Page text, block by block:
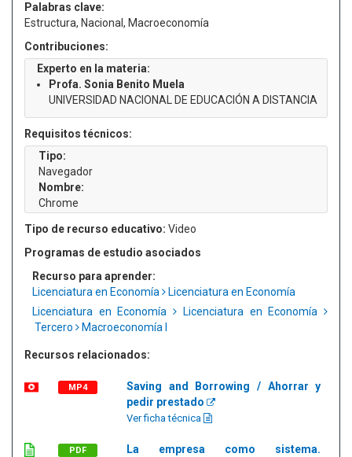
Palabras clave:
Estructura, Nacional, Macroeconomía
Contribuciones:
Experto en la materia:
Profa. Sonia Benito Muela
UNIVERSIDAD NACIONAL DE EDUCACIÓN A DISTANCIA
Requisitos técnicos:
Tipo:
Navegador
Nombre:
Chrome
Tipo de recurso educativo: Video
Programas de estudio asociados
Recurso para aprender:
Licenciatura en Economía
Licenciatura en Economía
Licenciatura en Economía
Licenciatura en Economía
Tercero
Macroeconomía I
Recursos relacionados:
MP4
Saving and Borrowing / Ahorrar y
pedir prestado
Ver ficha técnica
PDF
La empresa como sistema.